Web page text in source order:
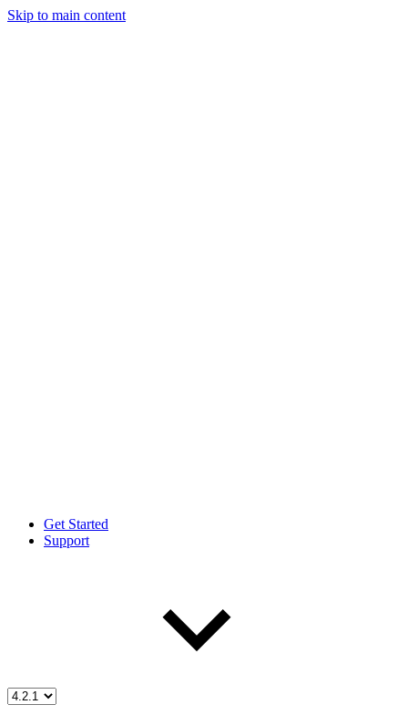
Skip to main content
Get Started
Support